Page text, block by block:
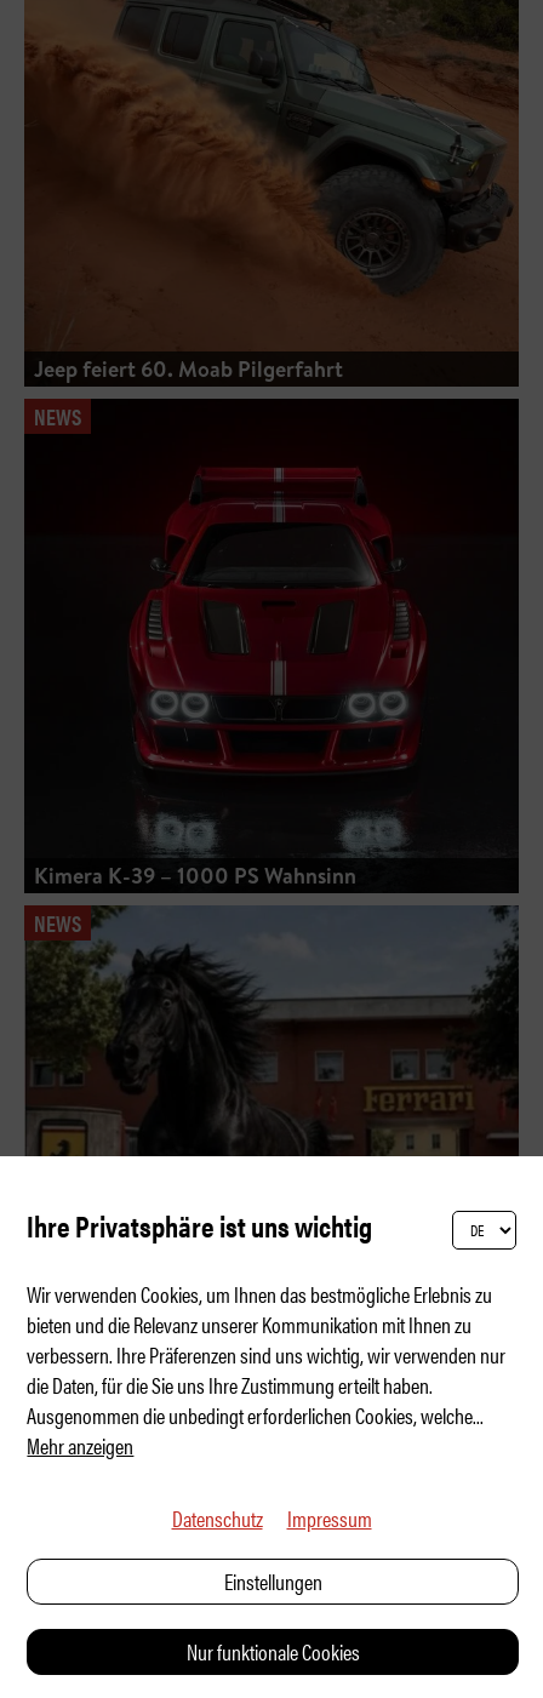
Jeep feiert 60. Moab Pilgerfahrt
NEWS
Kimera K-39 – 1000 PS Wahnsinn
NEWS
Die lustigsten Ferrari-Luce-Memes
Ihre Privatsphäre ist uns wichtig
Wir verwenden Cookies, um Ihnen das bestmögliche Erlebnis zu
bieten und die Relevanz unserer Kommunikation mit Ihnen zu
verbessern. Ihre Präferenzen sind uns wichtig, wir verwenden nur
die Daten, für die Sie uns Ihre Zustimmung erteilt haben.
Ausgenommen die unbedingt erforderlichen Cookies, welche...
Mehr anzeigen
Datenschutz Impressum
Einstellungen
Nur funktionale Cookies